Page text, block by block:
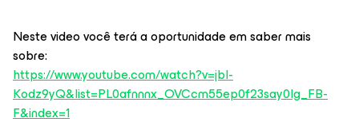
Neste video você terá a oportunidade em saber mais
sobre:
https://www.youtube.com/watch?v=jbl-
Kodz9yQ&list=PL0afnnnx_OVCcm55ep0f23say0lg_FB-
F&index=1